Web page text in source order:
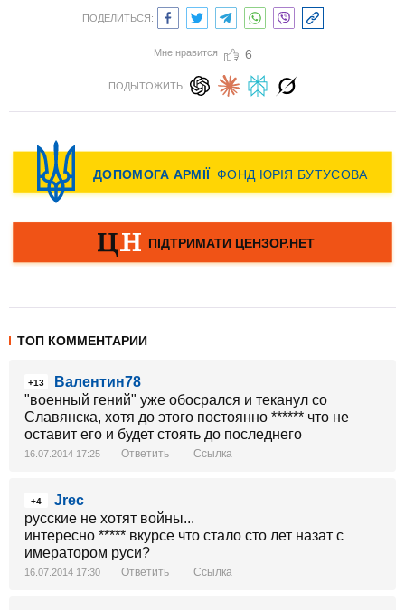
ПОДЕЛИТЬСЯ:
Мне нравится 6
ПОДЫТОЖИТЬ:
ТОП КОММЕНТАРИИ
+13
Валентин78
"военный гений" уже обосрался и теканул со
Славянска, хотя до этого постоянно ****** что не
оставит его и будет стоять до последнего
16.07.2014 17:25 Ответить Ссылка
+4
Jrec
русские не хотят войны...
интересно ***** вкурсе что стало сто лет назат с
имератором руси?
16.07.2014 17:30 Ответить Ссылка